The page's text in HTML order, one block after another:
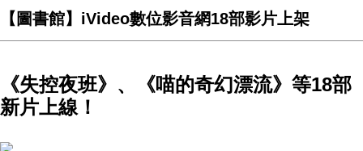
【圖書館】iVideo數位影音網18部影片上架
《失控夜班》、《喵的奇幻漂流》等18部
新片上線！